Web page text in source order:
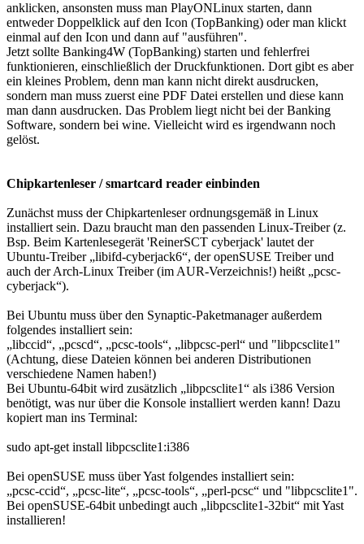
anklicken, ansonsten muss man PlayONLinux starten, dann
entweder Doppelklick auf den Icon (TopBanking) oder man klickt
einmal auf den Icon und dann auf "ausführen".
Jetzt sollte Banking4W (TopBanking) starten und fehlerfrei
funktionieren, einschließlich der Druckfunktionen. Dort gibt es aber
ein kleines Problem, denn man kann nicht direkt ausdrucken,
sondern man muss zuerst eine PDF Datei erstellen und diese kann
man dann ausdrucken. Das Problem liegt nicht bei der Banking
Software, sondern bei wine. Vielleicht wird es irgendwann noch
gelöst.
Chipkartenleser / smartcard reader einbinden
Zunächst muss der Chipkartenleser ordnungsgemäß in Linux
installiert sein. Dazu braucht man den passenden Linux-Treiber (z.
Bsp. Beim Kartenlesegerät 'ReinerSCT cyberjack' lautet der
Ubuntu-Treiber „libifd-cyberjack6“, der openSUSE Treiber und
auch der Arch-Linux Treiber (im AUR-Verzeichnis!) heißt „pcsc-
cyberjack“).
Bei Ubuntu muss über den Synaptic-Paketmanager außerdem
folgendes installiert sein:
„libccid“, „pcscd“, „pcsc-tools“, „libpcsc-perl“ und "libpcsclite1"
(Achtung, diese Dateien können bei anderen Distributionen
verschiedene Namen haben!)
Bei Ubuntu-64bit wird zusätzlich „libpcsclite1“ als i386 Version
benötigt, was nur über die Konsole installiert werden kann! Dazu
kopiert man ins Terminal:
sudo apt-get install libpcsclite1:i386
Bei openSUSE muss über Yast folgendes installiert sein:
„pcsc-ccid“, „pcsc-lite“, „pcsc-tools“, „perl-pcsc“ und "libpcsclite1".
Bei openSUSE-64bit unbedingt auch „libpcsclite1-32bit“ mit Yast
installieren!